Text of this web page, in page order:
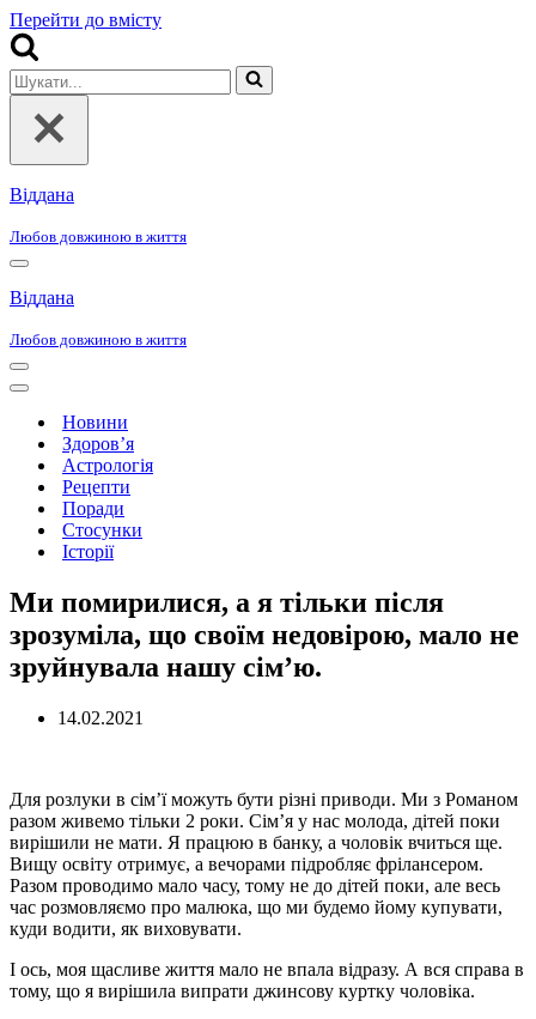
Перейти до вмісту
Шукати...
Віддана
Любов довжиною в життя
Меню
навігації
Віддана
Любов довжиною в життя
Меню
навігації
Меню
навігаціїНовини
Здоров’я
Астрологія
Рецепти
Поради
Стосунки
Історії
Ми помирилися, а я тільки після
зрозуміла, що своїм недовірою, мало не
зруйнувала нашу сім’ю.
14.02.2021
Для розлуки в сім’ї можуть бути різні приводи. Ми з Романом
разом живемо тільки 2 роки. Сім’я у нас молода, дітей поки
вирішили не мати. Я працюю в банку, а чоловік вчиться ще.
Вищу освіту отримує, а вечорами підробляє фрілансером.
Разом проводимо мало часу, тому не до дітей поки, але весь
час розмовляємо про малюка, що ми будемо йому купувати,
куди водити, як виховувати.
І ось, моя щасливе життя мало не впала відразу. А вся справа в
тому, що я вирішила випрати джинсову куртку чоловіка.